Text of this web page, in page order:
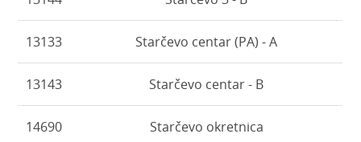
13133 Starčevo centar (PA) - A
13143 Starčevo centar - B
14690 Starčevo okretnica